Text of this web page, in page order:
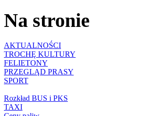
Na stronie
AKTUALNOŚCI
TROCHĘ KULTURY
FELIETONY
PRZEGLĄD PRASY
SPORT
Rozkład BUS i PKS
TAXI